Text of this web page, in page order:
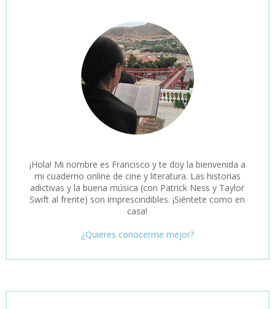
¡Hola! Mi nombre es Francisco y te doy la bienvenida a
mi cuaderno online de cine y literatura. Las historias
adictivas y la buena música (con Patrick Ness y Taylor
Swift al frente) son imprescindibles. ¡Siéntete como en
casa!
¿Quieres conocerme mejor?